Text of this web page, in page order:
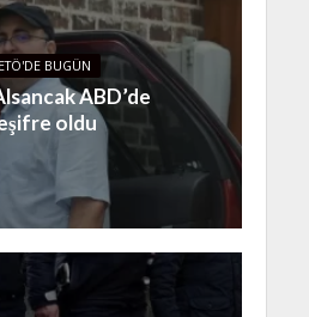
BUGÜN
ABD’de
oldu